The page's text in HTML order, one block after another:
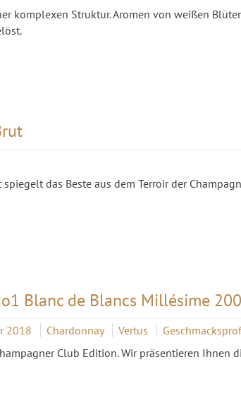
komplexen Struktur. Aromen von weißen
das Beste aus dem Terroir der
Blanc de Blancs Millésime
2018 Chardonnay Vertus
Club Edition. Wir präsentieren Ihnen